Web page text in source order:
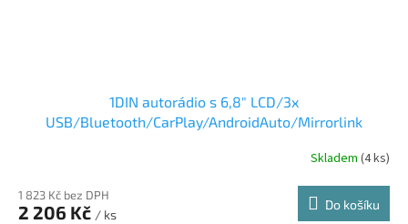
1DIN autorádio s 6,8" LCD/3x
USB/Bluetooth/CarPlay/AndroidAuto/Mirrorlink
Skladem (4 ks)
1 823 Kč bez DPH
2 206 Kč / ks
Do košíku